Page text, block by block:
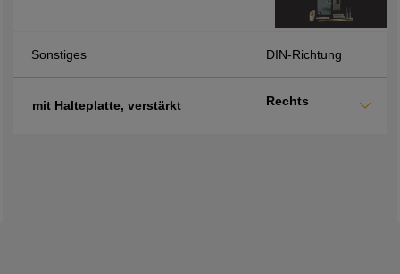
Sonstiges DIN-Richtung
mit Halteplatte, verstärkt Rechts